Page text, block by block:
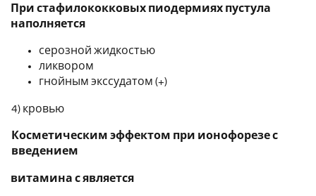
При стафилококковых пиодермиях пустула
наполняется
серозной жидкостью
ликвором
гнойным экссудатом (+)
4) кровью
Косметическим эффектом при ионофорезе с
введением
витамина с является